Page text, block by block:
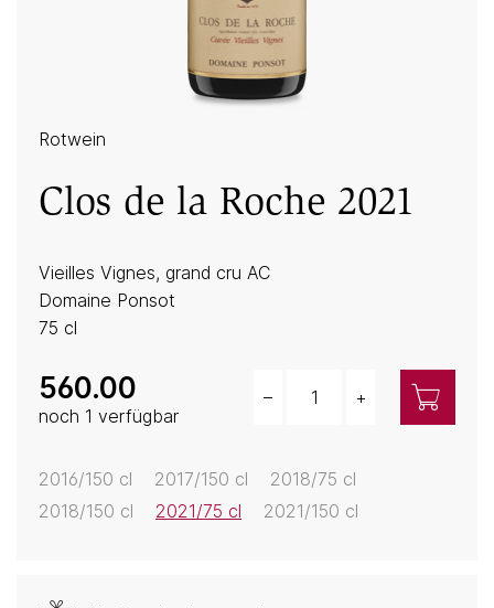
Rotwein
Clos de la Roche 2021
Vieilles Vignes, grand cru AC
Domaine Ponsot
75 cl
560.00
noch 1 verfügbar
– +
2016/150 cl 2017/150 cl
2018/75 cl
2018/150 cl
2021/75 cl 2021/150 cl